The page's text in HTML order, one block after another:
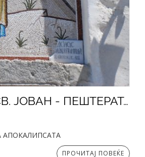
РЕЛИГИОЗНА ПОСЕТА НА МАНАСТИРОТ СВ. ЈОВАН - ПЕШТЕРАТА НА АПОКАЛИПСАТА
АПОКАЛИПСАТА
ПРОЧИТАЈ ПОВЕЌЕ